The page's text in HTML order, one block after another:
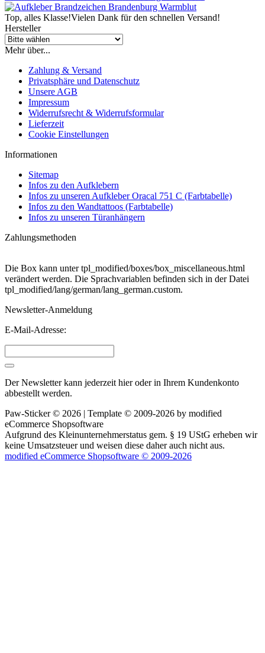
Top, alles Klasse!Vielen Dank für den schnellen Versand!
Hersteller
Mehr über...
Zahlung & Versand
Privatsphäre und Datenschutz
Unsere AGB
Impressum
Widerrufsrecht & Widerrufsformular
Lieferzeit
Cookie Einstellungen
Informationen
Sitemap
Infos zu den Aufklebern
Infos zu unseren Aufkleber Oracal 751 C (Farbtabelle)
Infos zu den Wandtattoos (Farbtabelle)
Infos zu unseren Türanhängern
Zahlungsmethoden
Die Box kann unter tpl_modified/boxes/box_miscellaneous.html
verändert werden. Die Sprachvariablen befinden sich in der Datei
tpl_modified/lang/german/lang_german.custom.
Newsletter-Anmeldung
E-Mail-Adresse:
Der Newsletter kann jederzeit hier oder in Ihrem Kundenkonto
abbestellt werden.
Paw-Sticker © 2026 | Template © 2009-2026 by modified
eCommerce Shopsoftware
Aufgrund des Kleinunternehmerstatus gem. § 19 UStG erheben wir
keine Umsatzsteuer und weisen diese daher auch nicht aus.
modified eCommerce Shopsoftware © 2009-2026